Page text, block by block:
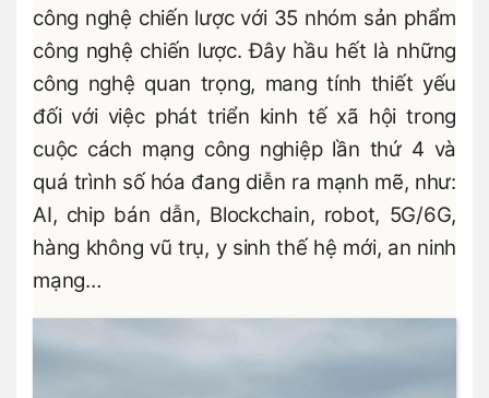
công nghệ chiến lược với 35 nhóm sản phẩm
công nghệ chiến lược. Đây hầu hết là những
công nghệ quan trọng, mang tính thiết yếu
đối với việc phát triển kinh tế xã hội trong
cuộc cách mạng công nghiệp lần thứ 4 và
quá trình số hóa đang diễn ra mạnh mẽ, như:
AI, chip bán dẫn, Blockchain, robot, 5G/6G,
hàng không vũ trụ, y sinh thế hệ mới, an ninh
mạng…